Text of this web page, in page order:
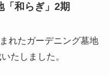
「和らぎ」2期
れたガーデニング墓地
たしました。